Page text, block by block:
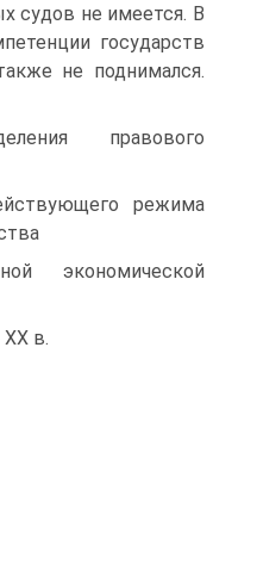
судов не имеется. В
государств
не поднимался.
правового
режима
экономической
в.